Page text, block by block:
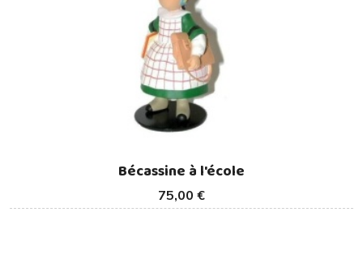
75,00 €
Bécassine à l'école